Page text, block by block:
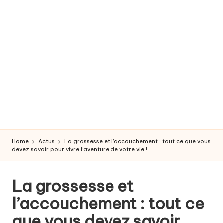
e
e
a
c
Home Actus
La grossesse et l’accouchement : tout ce que vous
devez savoir pour vivre l’aventure de votre vie !
La grossesse et
l’accouchement : tout ce